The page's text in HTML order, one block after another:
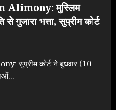
Alimony: मुस्लिम
गुजारा भत्ता, सुप्रीम कोर्ट
सुप्रीम कोर्ट ने बुधवार (10